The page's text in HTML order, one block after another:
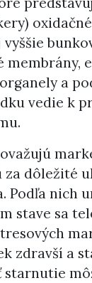
vyššie
membrány,
a
vedie k
za dôležité
Podľa nich
stave sa
zdravší a